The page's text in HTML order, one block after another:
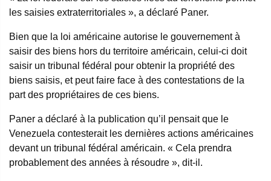
les saisies extraterritoriales », a déclaré Paner.
Bien que la loi américaine autorise le gouvernement à
saisir des biens hors du territoire américain, celui-ci doit
saisir un tribunal fédéral pour obtenir la propriété des
biens saisis, et peut faire face à des contestations de la
part des propriétaires de ces biens.
Paner a déclaré à la publication qu’il pensait que le
Venezuela contesterait les dernières actions américaines
devant un tribunal fédéral américain. « Cela prendra
probablement des années à résoudre », dit-il.